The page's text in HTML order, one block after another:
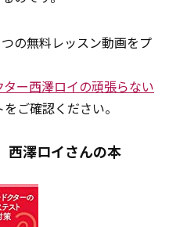
の無料レッスン動画をプ
ー西澤ロイの頑張らない
ご確認ください。
澤ロイさんの本